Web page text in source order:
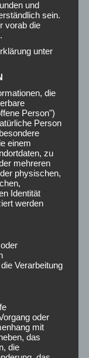
und
sein.
vorab die
unter
die
Person")
Person
einem
zu
mehreren
physischen,
Identität
werden
Verarbeitung
oder
mit
das
die